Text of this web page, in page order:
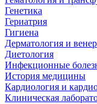
Генетика
Гериатрия
Гигиена
Дерматология и
Диетология
Инфекционные
История медицины
Кардиология и
Клиническая